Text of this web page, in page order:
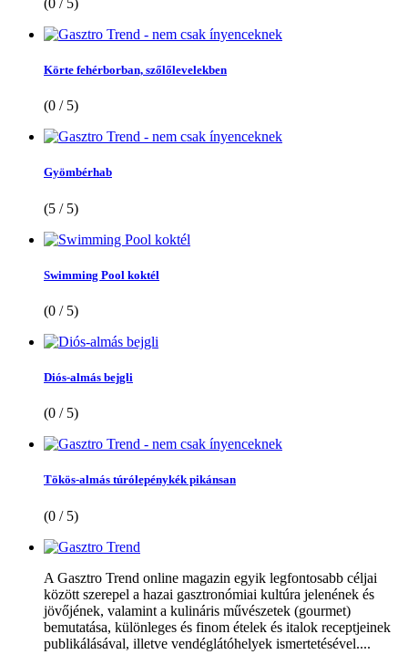
Körte fehérborban, szőlőlevelekben
(0 / 5)
Gyömbérhab
(5 / 5)
Swimming Pool koktél
(0 / 5)
Diós-almás bejgli
(0 / 5)
Tökös-almás túrólepénykék pikánsan
(0 / 5)
A Gasztro Trend online magazin egyik legfontosabb céljai
között szerepel a hazai gasztronómiai kultúra jelenének és
jövőjének, valamint a kulináris művészetek (gourmet)
bemutatása, különleges és finom ételek és italok receptjeinek
publikálásával, illetve vendéglátóhelyek ismertetésével....